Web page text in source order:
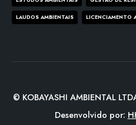
LAUDOS AMBIENTAIS LICENCIAMENTO
© KOBAYASHI AMBIENTAL
Desenvolvido por: